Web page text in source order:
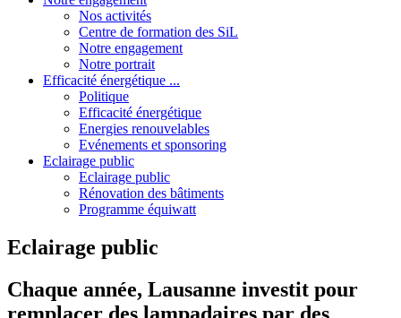
Nos activités
Centre de formation des SiL
Notre engagement
Notre portrait
Efficacité énergétique ...
Politique
Efficacité énergétique
Energies renouvelables
Evénements et sponsoring
Eclairage public
Eclairage public
Rénovation des bâtiments
Programme équiwatt
Eclairage public
Chaque année, Lausanne investit pour